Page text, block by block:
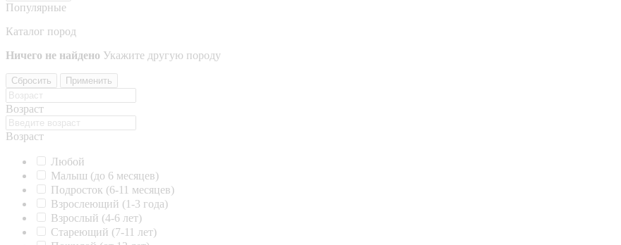
Популярные
Каталог пород
Ничего не найдено Укажите другую породу
Сбросить Применить
Возраст
Возраст
Любой
Малыш (до 6 месяцев)
Подросток (6-11 месяцев)
Взрослеющий (1-3 года)
Взрослый (4-6 лет)
Стареющий (7-11 лет)